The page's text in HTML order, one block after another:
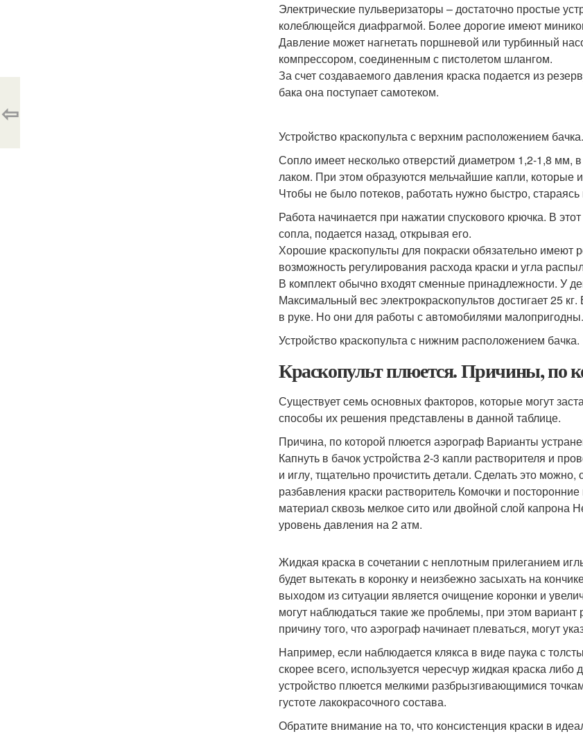
Электрические пульверизаторы – достаточно простые
колеблющейся диафрагмой. Более дорогие имеют
Давление может нагнетать поршневой или турбинный
компрессором, соединенным с пистолетом шлангом.
За счет создаваемого давления краска подается из
бака она поступает самотеком.
Устройство краскопульта с верхним расположением бачка.
Сопло имеет несколько отверстий диаметром 1,2-1,8 мм,
лаком. При этом образуются мельчайшие капли,
Чтобы не было потеков, работать нужно быстро,
Работа начинается при нажатии спускового крючка. В
сопла, подается назад, открывая его.
Хорошие краскопульты для покраски обязательно имеют
возможность регулирования расхода краски и угла
В комплект обычно входят сменные принадлежности. У
Максимальный вес электрокраскопультов достигает 25
в руке. Но они для работы с автомобилями малопригодны.
Устройство краскопульта с нижним расположением бачка.
Краскопульт плюется. Причины, по
Существует семь основных факторов, которые могут
способы их решения представлены в данной таблице.
Причина, по которой плюется аэрограф Варианты
Капнуть в бачок устройства 2-3 капли растворителя и
и иглу, тщательно прочистить детали. Сделать это
разбавления краски растворитель Комочки и
материал сквозь мелкое сито или двойной слой капрона
уровень давления на 2 атм.
Жидкая краска в сочетании с неплотным прилеганием
будет вытекать в коронку и неизбежно засыхать на
выходом из ситуации является очищение коронки и
могут наблюдаться такие же проблемы, при этом
причину того, что аэрограф начинает плеваться, могут
Например, если наблюдается клякса в виде паука с
скорее всего, используется чересчур жидкая краска
устройство плюется мелкими разбрызгивающимися
густоте лакокрасочного состава.
Обратите внимание на то, что консистенция краски в
⇦